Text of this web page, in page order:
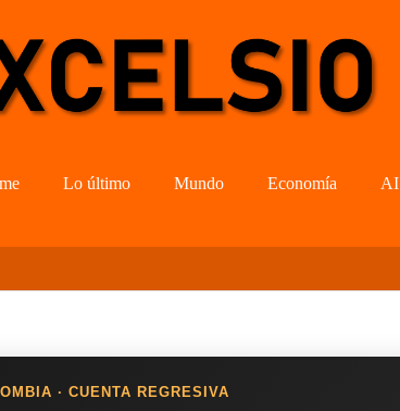
Lo último Mundo Economía AI
· CUENTA REGRESIVA